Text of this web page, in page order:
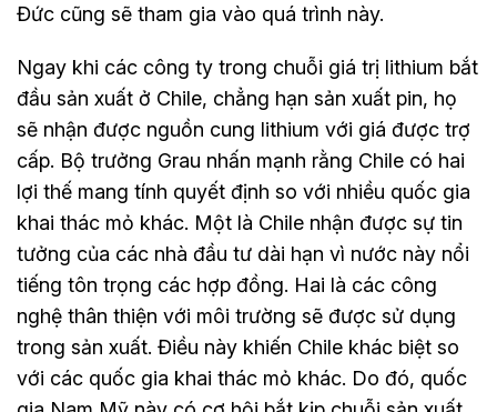
Đức cũng sẽ tham gia vào quá trình này.
Ngay khi các công ty trong chuỗi giá trị lithium bắt
đầu sản xuất ở Chile, chẳng hạn sản xuất pin, họ
sẽ nhận được nguồn cung lithium với giá được trợ
cấp. Bộ trưởng Grau nhấn mạnh rằng Chile có hai
lợi thế mang tính quyết định so với nhiều quốc gia
khai thác mỏ khác. Một là Chile nhận được sự tin
tưởng của các nhà đầu tư dài hạn vì nước này nổi
tiếng tôn trọng các hợp đồng. Hai là các công
nghệ thân thiện với môi trường sẽ được sử dụng
trong sản xuất. Điều này khiến Chile khác biệt so
với các quốc gia khai thác mỏ khác. Do đó, quốc